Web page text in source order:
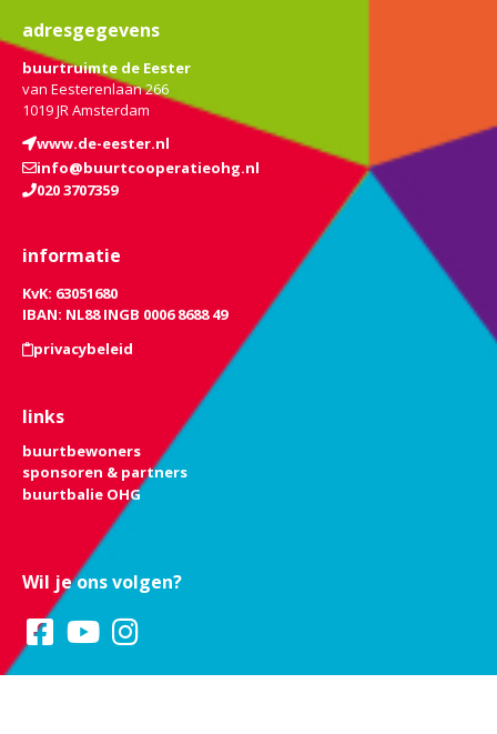
adresgegevens
buurtruimte de Eester
van Eesterenlaan 266
1019 JR Amsterdam
www.de-eester.nl
info@buurtcooperatieohg.nl
020 3707359
informatie
KvK: 63051680
IBAN: NL88 INGB 0006 8688 49
privacybeleid
links
buurtbewoners
sponsoren & partners
buurtbalie OHG
Wil je ons volgen?